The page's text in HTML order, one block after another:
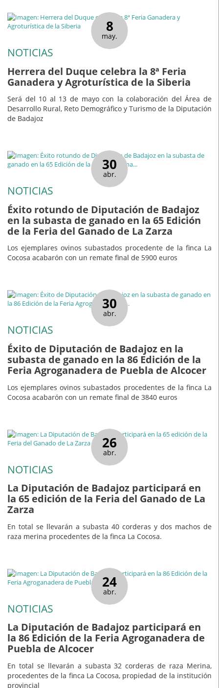
8
may.
NOTICIAS
Herrera del Duque celebra la 8ª Feria
Ganadera y Agroturística de la Siberia
Será del 10 al 13 de mayo con la colaboración del Área de
Desarrollo Rural, Reto Demográfico y Turismo de la Diputación
de Badajoz
30
abr.
NOTICIAS
Éxito rotundo de Diputación de Badajoz
en la subasta de ganado en la 65 Edición
de la Feria del Ganado de La Zarza
Los ejemplares ovinos subastados procedente de la finca La
Cocosa acabarón con un remate final de 5900 euros
30
abr.
NOTICIAS
Éxito de Diputación de Badajoz en la
subasta de ganado en la 86 Edición de la
Feria Agroganadera de Puebla de Alcocer
Los ejemplares ovinos subastados procedentes de la finca La
Cocosa acabarón con un remate final de 3840 euros
26
abr.
NOTICIAS
La Diputación de Badajoz participará en
la 65 edición de la Feria del Ganado de La
Zarza
En total se llevarán a subasta 40 corderas y dos machos de
raza merina procedentes de la finca La Cocosa.
24
abr.
NOTICIAS
La Diputación de Badajoz participará en
la 86 Edición de la Feria Agroganadera de
Puebla de Alcocer
En total se llevarán a subasta 32 corderas de raza Merina,
procedentes de la finca La Cocosa, propiedad de la institución
provincial